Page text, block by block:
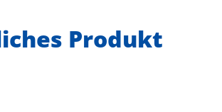
Produkt